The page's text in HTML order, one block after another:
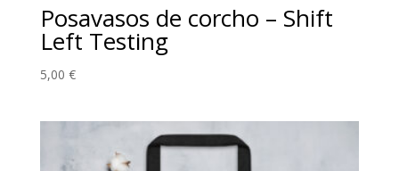
Posavasos de corcho – Shift
Left Testing
5,00 €